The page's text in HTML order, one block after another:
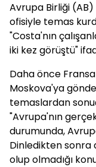
Avrupa Birliği (AB)
ofisiyle temas
"Costa'nın
iki kez görüştü"
Daha önce
Moskova'ya
temaslardan
"Avrupa'nın
durumunda,
Dinledikten sonra
olup olmadığı